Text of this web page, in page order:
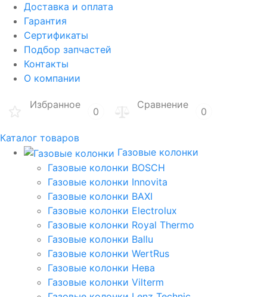
Доставка и оплата
Гарантия
Сертификаты
Подбор запчастей
Контакты
О компании
Избранное
0
Сравнение
0
Каталог товаров
Газовые колонки
Газовые колонки BOSCH
Газовые колонки Innovita
Газовые колонки BAXI
Газовые колонки Electrolux
Газовые колонки Royal Thermo
Газовые колонки Ballu
Газовые колонки WertRus
Газовые колонки Нева
Газовые колонки Vilterm